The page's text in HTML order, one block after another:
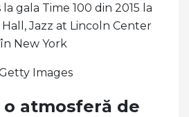
gala Time 100 din 2015 la
Jazz at Lincoln Center
New York
Images
atmosferă de